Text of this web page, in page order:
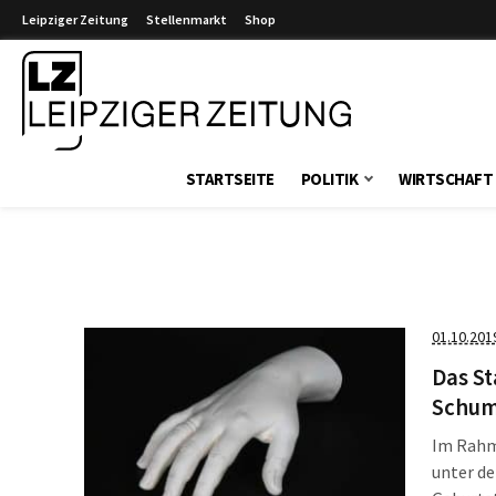
Leipziger Zeitung Stellenmarkt Shop
STARTSEITE POLITIK WIRTSCHAFT
Das
Im
unter